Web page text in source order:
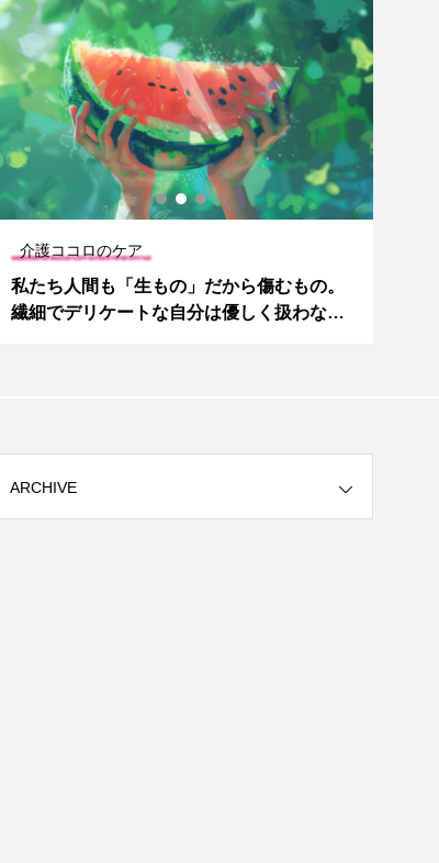
介護ココロのケア
私たち人間も「生もの」だから傷むもの。
繊細でデリケートな自分は優しく扱わなく
ARCHIVE